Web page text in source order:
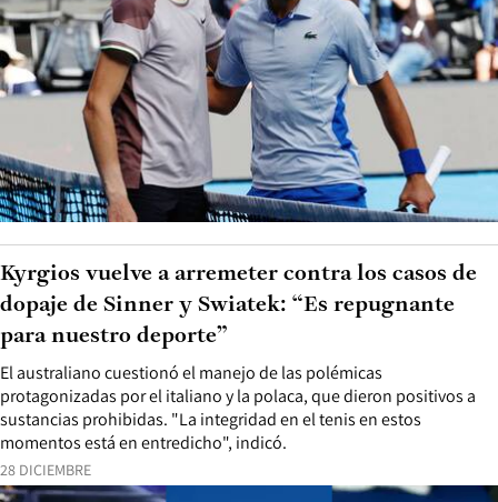
28 DICIEMBRE
El australiano cuestionó el manejo de las polémicas
protagonizadas por el italiano y la polaca, que dieron positivos a
sustancias prohibidas. "La integridad en el tenis en estos
momentos está en entredicho", indicó.
Kyrgios vuelve a arremeter contra los casos de
dopaje de Sinner y Swiatek: “Es repugnante
para nuestro deporte”